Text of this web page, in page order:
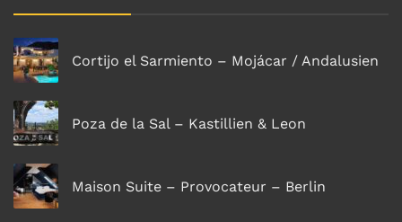
Cortijo el Sarmiento – Mojácar / Andalusien
Poza de la Sal – Kastillien & Leon
Maison Suite – Provocateur – Berlin